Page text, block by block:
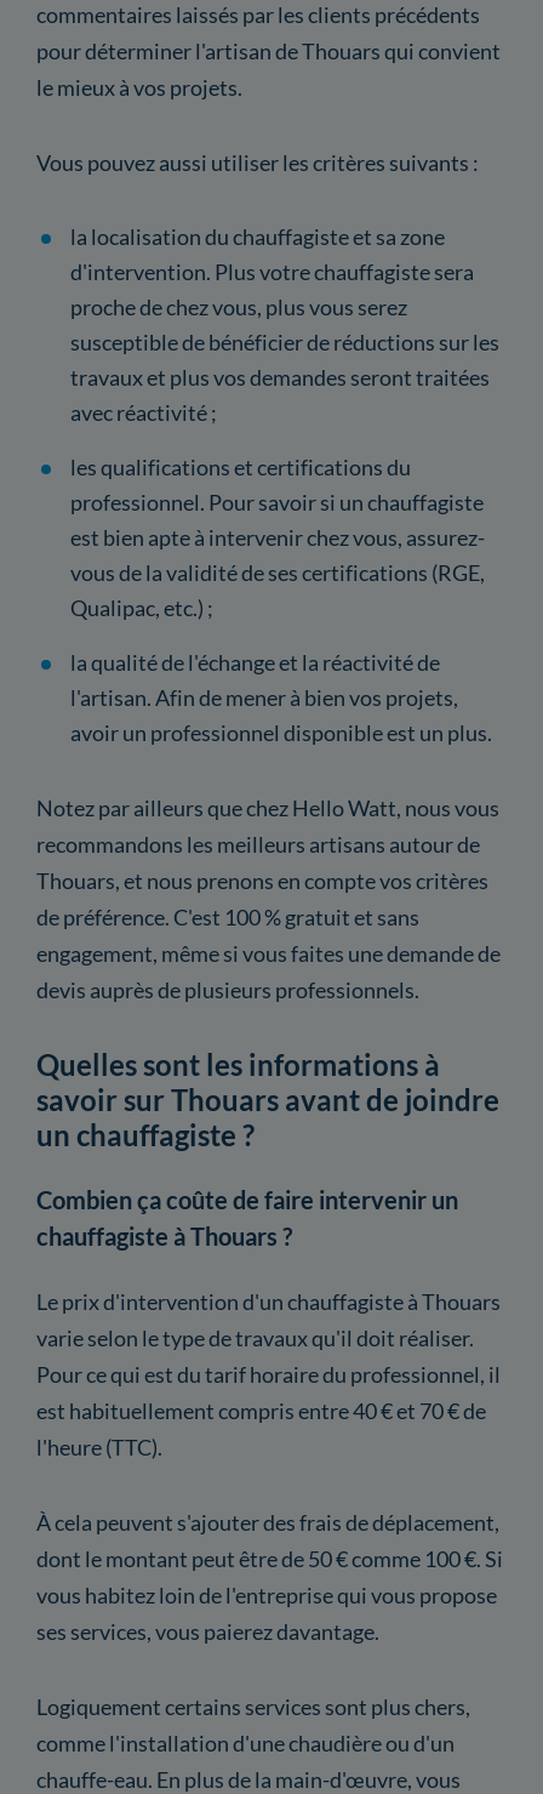
commentaires laissés par les clients précédents
pour déterminer l'artisan de Thouars qui convient
le mieux à vos projets.
Vous pouvez aussi utiliser les critères suivants :
la localisation du chauffagiste et sa zone
d'intervention. Plus votre chauffagiste sera
proche de chez vous, plus vous serez
susceptible de bénéficier de réductions sur les
travaux et plus vos demandes seront traitées
avec réactivité ;
les qualifications et certifications du
professionnel. Pour savoir si un chauffagiste
est bien apte à intervenir chez vous, assurez-
vous de la validité de ses certifications (RGE,
Qualipac, etc.) ;
la qualité de l'échange et la réactivité de
l'artisan. Afin de mener à bien vos projets,
avoir un professionnel disponible est un plus.
Notez par ailleurs que chez Hello Watt, nous vous
recommandons les meilleurs artisans autour de
Thouars, et nous prenons en compte vos critères
de préférence. C'est 100 % gratuit et sans
engagement, même si vous faites une demande de
devis auprès de plusieurs professionnels.
Quelles sont les informations à
savoir sur Thouars avant de joindre
un chauffagiste ?
Combien ça coûte de faire intervenir un
chauffagiste à Thouars ?
Le prix d'intervention d'un chauffagiste à Thouars
varie selon le type de travaux qu'il doit réaliser.
Pour ce qui est du tarif horaire du professionnel, il
est habituellement compris entre 40 € et 70 € de
l'heure (TTC).
À cela peuvent s'ajouter des frais de déplacement,
dont le montant peut être de 50 € comme 100 €. Si
vous habitez loin de l'entreprise qui vous propose
ses services, vous paierez davantage.
Logiquement certains services sont plus chers,
comme l'installation d'une chaudière ou d'un
chauffe-eau. En plus de la main-d'œuvre, vous